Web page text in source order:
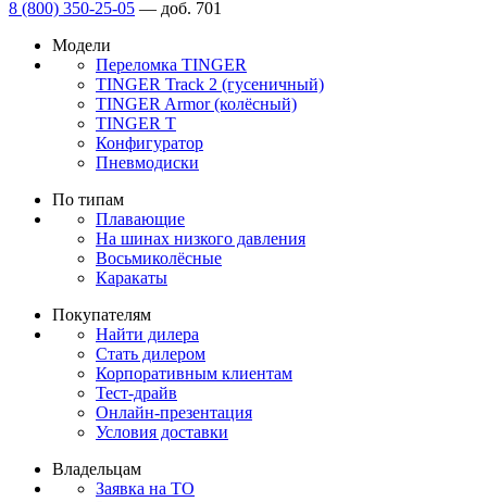
8 (800) 350-25-05 — доб. 701
Модели
Переломка TINGER
TINGER Track 2 (гусеничный)
TINGER Armor (колёсный)
TINGER T
Конфигуратор
Пневмодиски
По типам
Плавающие
На шинах низкого давления
Восьмиколёсные
Каракаты
Покупателям
Найти дилера
Стать дилером
Корпоративным клиентам
Тест-драйв
Онлайн-презентация
Условия доставки
Владельцам
Заявка на ТО